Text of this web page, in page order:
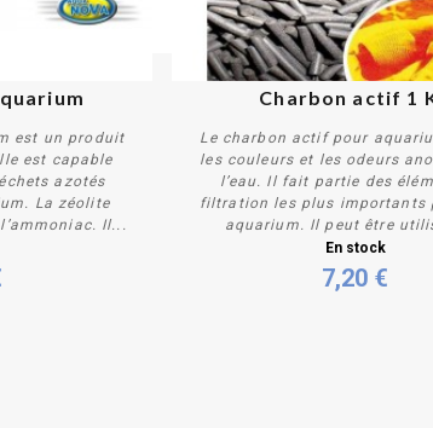
est un produit
est capable
azotés
La zéolite
Il...
Acheter
Charbon actif﻿ 1
Le charbon actif pour
les couleurs et les odeurs
l’eau. Il fait partie des
filtration les plus importants
aquarium. Il peut être
En stock
7,20 €